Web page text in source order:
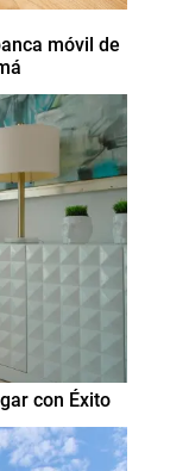
móvil de
con Éxito